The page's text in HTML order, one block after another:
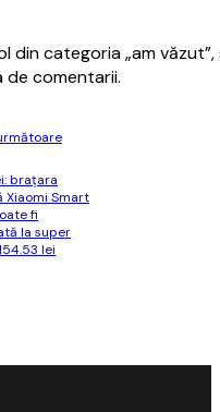
din categoria „am
comentarii.
braţara
Xiaomi Smart
fi
la super
lei